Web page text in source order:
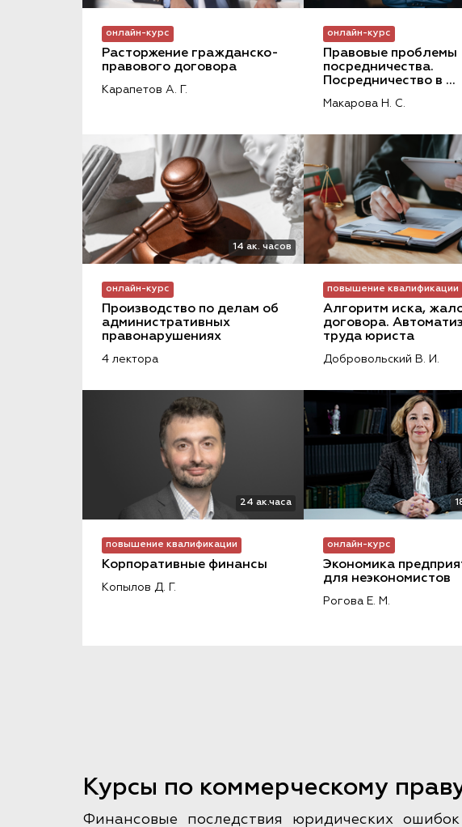
онлайн-курс
Расторжение гражданско-
правового договора
Карапетов А. Г.
онлайн-курс
Правовые проблемы
посредничества.
Посредничество в
Макарова Н. С.
14 ак. часов
онлайн-курс
Производство по делам об
административных
правонарушениях
4 лектора
повышение квалификации
Алгоритм иска,
договора.
труда юриста
Добровольский В. И.
24 ак.часа
повышение квалификации
Корпоративные финансы
Копылов Д. Г.
онлайн-курс
Экономика
для неэкономистов
Рогова Е. М.
Курсы по коммерческому
Финансовые последствия юридических